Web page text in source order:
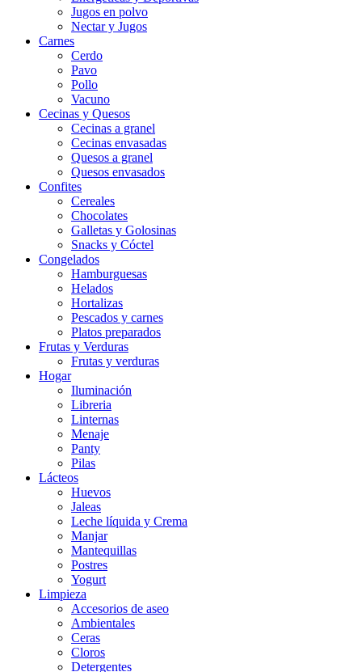
Jugos en polvo
Nectar y Jugos
Carnes
Cerdo
Pavo
Pollo
Vacuno
Cecinas y Quesos
Cecinas a granel
Cecinas envasadas
Quesos a granel
Quesos envasados
Confites
Cereales
Chocolates
Galletas y Golosinas
Snacks y Cóctel
Congelados
Hamburguesas
Helados
Hortalizas
Pescados y carnes
Platos preparados
Frutas y Verduras
Frutas y verduras
Hogar
Iluminación
Libreria
Linternas
Menaje
Panty
Pilas
Lácteos
Huevos
Jaleas
Leche líquida y Crema
Manjar
Mantequillas
Postres
Yogurt
Limpieza
Accesorios de aseo
Ambientales
Ceras
Cloros
Detergentes